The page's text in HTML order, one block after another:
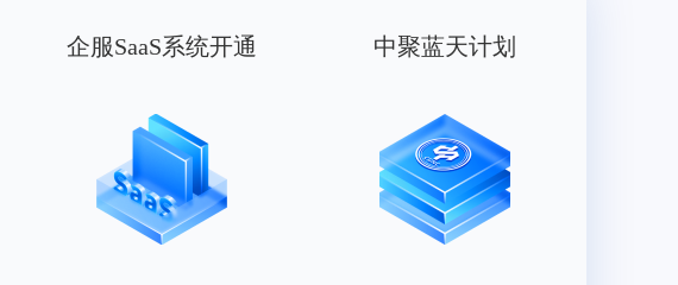
企服SaaS系统开通 中聚蓝天计划